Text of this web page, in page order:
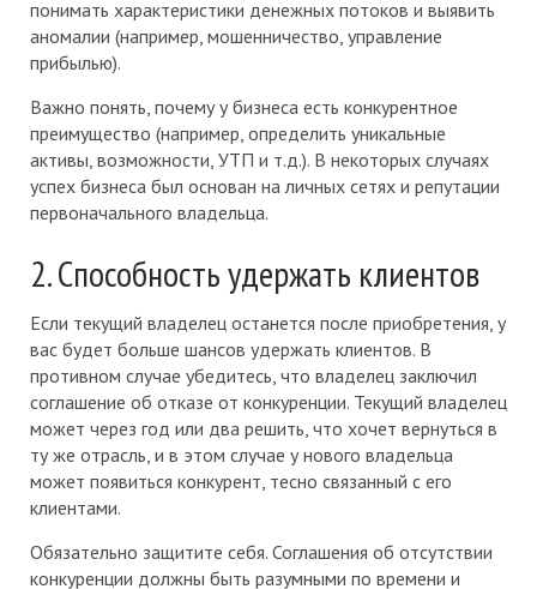
понимать характеристики денежных потоков и выявить
аномалии (например, мошенничество, управление
прибылью).
Важно понять, почему у бизнеса есть конкурентное
преимущество (например, определить уникальные
активы, возможности, УТП и т.д.). В некоторых случаях
успех бизнеса был основан на личных сетях и репутации
первоначального владельца.
2. Способность удержать клиентов
Если текущий владелец останется после приобретения, у
вас будет больше шансов удержать клиентов. В
противном случае убедитесь, что владелец заключил
соглашение об отказе от конкуренции. Текущий владелец
может через год или два решить, что хочет вернуться в
ту же отрасль, и в этом случае у нового владельца
может появиться конкурент, тесно связанный с его
клиентами.
Обязательно защитите себя. Соглашения об отсутствии
конкуренции должны быть разумными по времени и